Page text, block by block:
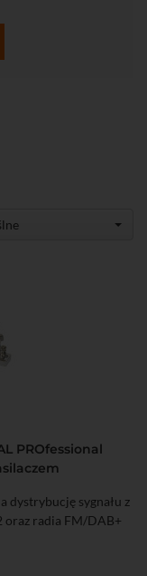
PROfessional
dystrybucję sygnału z
oraz radia FM/DAB+